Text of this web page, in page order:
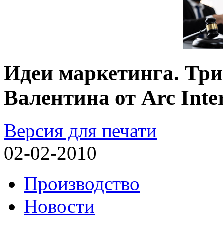
Идеи маркетинга.
Валентина от Arc
Версия для печати
02-02-2010
Производство
Новости